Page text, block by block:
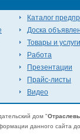
Каталог
Доска
Товары и услуги
Работа
Презентации
Прайс-листы
Видео
дом "
данного сайта